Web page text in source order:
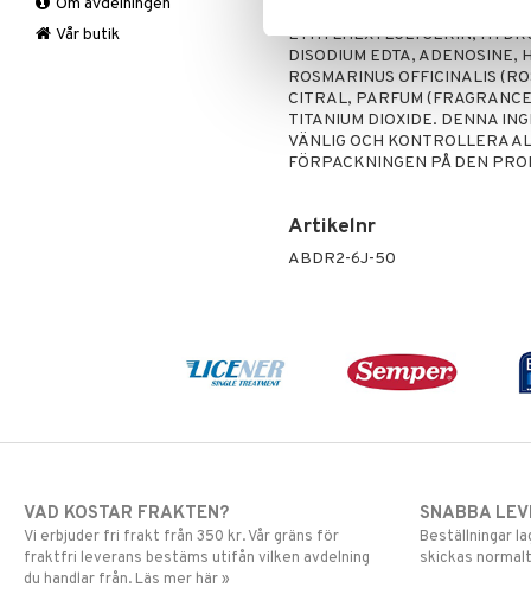
DIMETHICONE
ETHYLHEXYLGLYCERIN,
DISODIUM EDTA, ADENOSINE,
ROSMARINUS OFFICINALIS
CITRAL, PARFUM
TITANIUM DIOXIDE. DENNA
VÄNLIG OCH KONTROLLERA
FÖRPACKNINGEN PÅ DEN
Artikelnr
ABDR2-6J-50
Stödstrumpor
Knästrumpa
Vad
Rygg & Nacke
Smärtstillande
Kalcium
Krom
Om avdelningen
Vår butik
VAD KOSTAR FRAKTEN?
Vi erbjuder fri frakt från 350 kr. Vår gräns för
fraktfri leverans bestäms utifån vilken avdelning
du handlar från. Läs mer här »
SNABBA
Beställningar
skickas